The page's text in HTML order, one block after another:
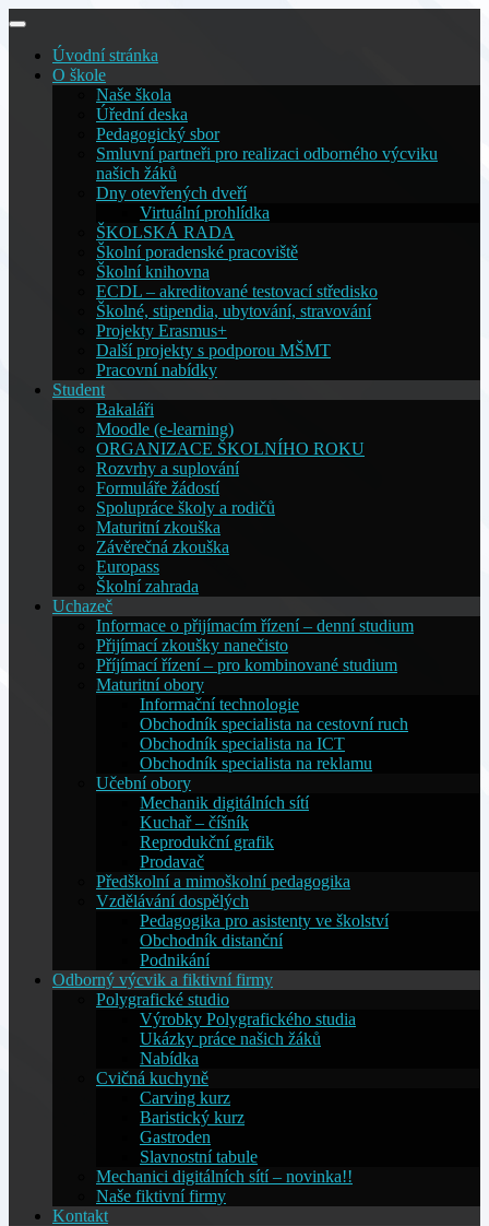
Skip
contentÚvodní stránka
O škole
Naše škola
Úřední deska
Pedagogický sbor
Smluvní partneři pro realizaci odborného výcviku
našich žáků
Dny otevřených dveří
Virtuální prohlídka
ŠKOLSKÁ RADA
Školní poradenské pracoviště
Školní knihovna
ECDL – akreditované testovací středisko
Školné, stipendia, ubytování, stravování
Projekty Erasmus+
Další projekty s podporou MŠMT
Pracovní nabídky
Student
Bakaláři
Moodle (e-learning)
ORGANIZACE ŠKOLNÍHO ROKU
Rozvrhy a suplování
Formuláře žádostí
Spolupráce školy a rodičů
Maturitní zkouška
Závěrečná zkouška
Europass
Školní zahrada
Uchazeč
Informace o přijímacím řízení – denní studium
Přijímací zkoušky nanečisto
Příjímací řízení – pro kombinované studium
Maturitní obory
Informační technologie
Obchodník specialista na cestovní ruch
Obchodník specialista na ICT
Obchodník specialista na reklamu
Učební obory
Mechanik digitálních sítí
Kuchař – číšník
Reprodukční grafik
Prodavač
Předškolní a mimoškolní pedagogika
Vzdělávání dospělých
Pedagogika pro asistenty ve školství
Obchodník distanční
Podnikání
Odborný výcvik a fiktivní firmy
Polygrafické studio
Výrobky Polygrafického studia
Ukázky práce našich žáků
Nabídka
Cvičná kuchyně
Carving kurz
Baristický kurz
Gastroden
Slavnostní tabule
Mechanici digitálních sítí – novinka!!
Naše fiktivní firmy
Kontakt